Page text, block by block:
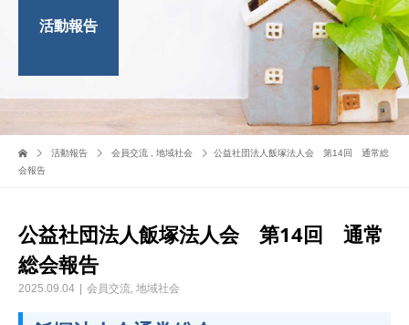
活動報告
活動報告 会員交流 地域社会
公益社団法人飯塚法人会 第14回 通常総
会報告
公益社団法人飯塚法人会 第14回 通常
総会報告
2025.09.04 会員交流, 地域社会